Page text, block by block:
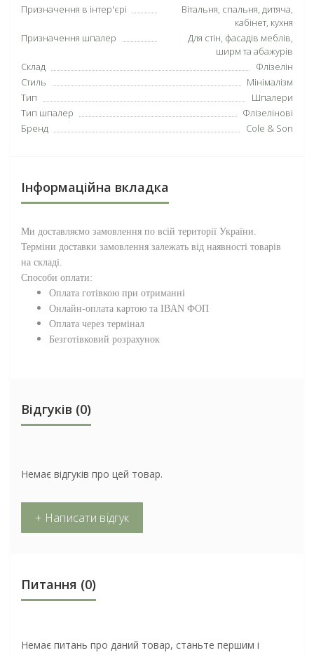
Призначення в інтер'єрі
Вітальня, спальня, дитяча,
кабінет, кухня
Призначення шпалер
Для стін, фасадів меблів,
ширм та абажурів
Склад
Флізелін
Стиль
Мінімалізм
Тип
Шпалери
Тип шпалер
Флізелінові
Бренд
Cole & Son
Інформаційна вкладка
Ми доставляємо замовлення по всій території України.
Терміни доставки замовлення залежать від наявності товарів
на складі.
Способи оплати:
Оплата готівкою при отриманні
Онлайн-оплата картою та IBAN ФОП
Оплата через термінал
Безготівковий розрахунок
Відгуків (0)
Немає відгуків про цей товар.
+ Написати відгук
Питання (0)
Немає питань про даний товар, станьте першим і